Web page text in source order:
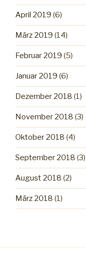
April 2019 (6)
März 2019 (14)
Februar 2019 (5)
Januar 2019 (6)
Dezember 2018 (1)
November 2018 (3)
Oktober 2018 (4)
September 2018 (3)
August 2018 (2)
März 2018 (1)